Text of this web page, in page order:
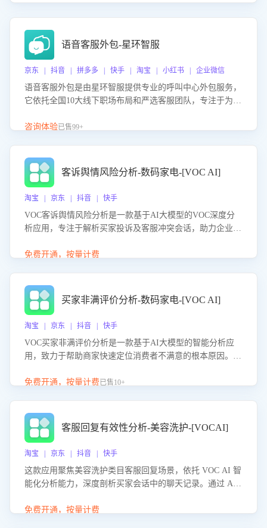
语音客服外包-星环智服
京东 | 抖音 | 拼多多 | 快手 | 淘宝 | 小红书 | 企业微信
语音客服外包是由星环智服提供专业的呼叫中心外包服务，
它依托全国10大线下职场布局和严选客服团队，专注于为企
客服团队和智能工具提升语音客服服务效率和质量，帮助企
咨询体验已售99+
客诉舆情风险分析-数码家电-[VOC AI]
淘宝 | 京东 | 抖音 | 快手
VOC客诉舆情风险分析是一款基于AI大模型的VOC深度分
析应用，专注于解析买家投诉及客服冲突会话，助力企业精
别客户情绪、归因争议根源，并客观评估客服应对合理性与
能力，阻断差评扩散，维护品牌声誉，实现客户满意度的持
续提升。
免费开通，按量计费
买家非满评价分析-数码家电-[VOC AI]
淘宝 | 京东 | 抖音 | 快手
VOC买家非满评价分析是一款基于AI大模型的智能分析应
用，致力于帮助商家快速定位消费者不满意的根本原因。该
客服原因或其它部门原因，明确责任归属，提供可落地的改
改，有效提升客户满意度和店铺整体服务质量。
免费开通，按量计费已售10+
客服回复有效性分析-美容洗护-[VOCAI]
淘宝 | 京东 | 抖音 | 快手
这款应用聚焦美容洗护类目客服回复场景，依托 VOC AI 智
能化分析能力，深度剖析买家会话中的聊天记录。通过 AI
答的有效性与完整性，输出针对性改进策略，助力商家快速
免费开通，按量计费